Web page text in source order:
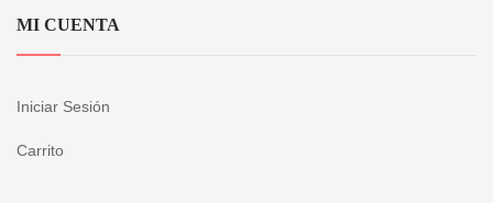
MI CUENTA
Iniciar Sesión
Carrito